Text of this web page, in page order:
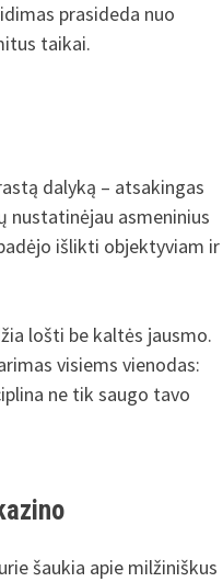
prasideda nuo
taikai.
dalyką – atsakingas
nustatinėjau asmeninius
išlikti objektyviam ir
lošti be kaltės jausmo.
visiems vienodas:
ne tik saugo tavo
šaukia apie milžiniškus